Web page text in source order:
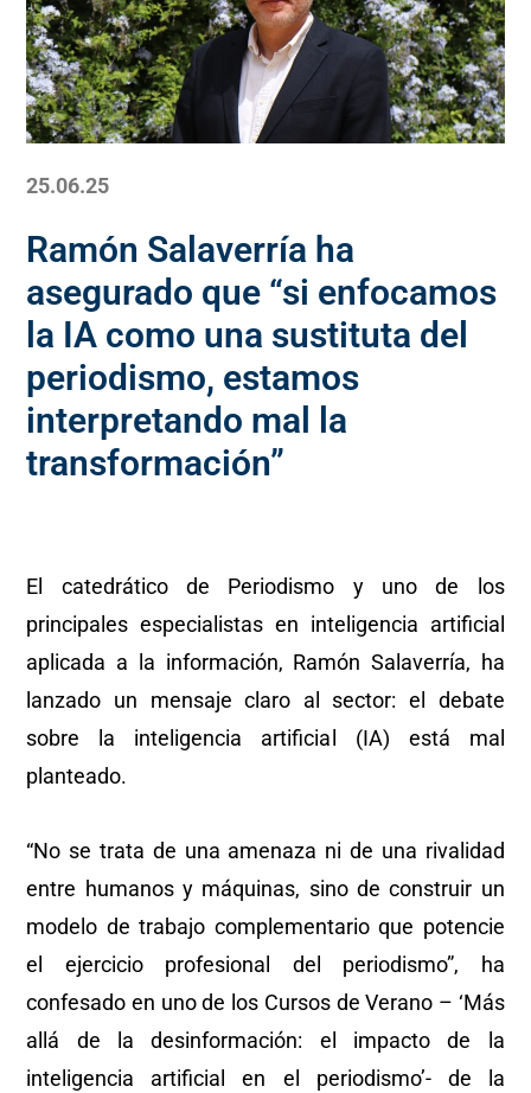
25.06.25
Ramón Salaverría ha
asegurado que “si enfocamos
la IA como una sustituta del
periodismo, estamos
interpretando mal la
transformación”
El catedrático de Periodismo y uno de los
principales especialistas en inteligencia artificial
aplicada a la información, Ramón Salaverría, ha
lanzado un mensaje claro al sector: el debate
sobre la inteligencia artificial (IA) está mal
planteado.
“No se trata de una amenaza ni de una rivalidad
entre humanos y máquinas, sino de construir un
modelo de trabajo complementario que potencie
el ejercicio profesional del periodismo”, ha
confesado en uno de los Cursos de Verano – ‘Más
allá de la desinformación: el impacto de la
inteligencia artificial en el periodismo’- de la